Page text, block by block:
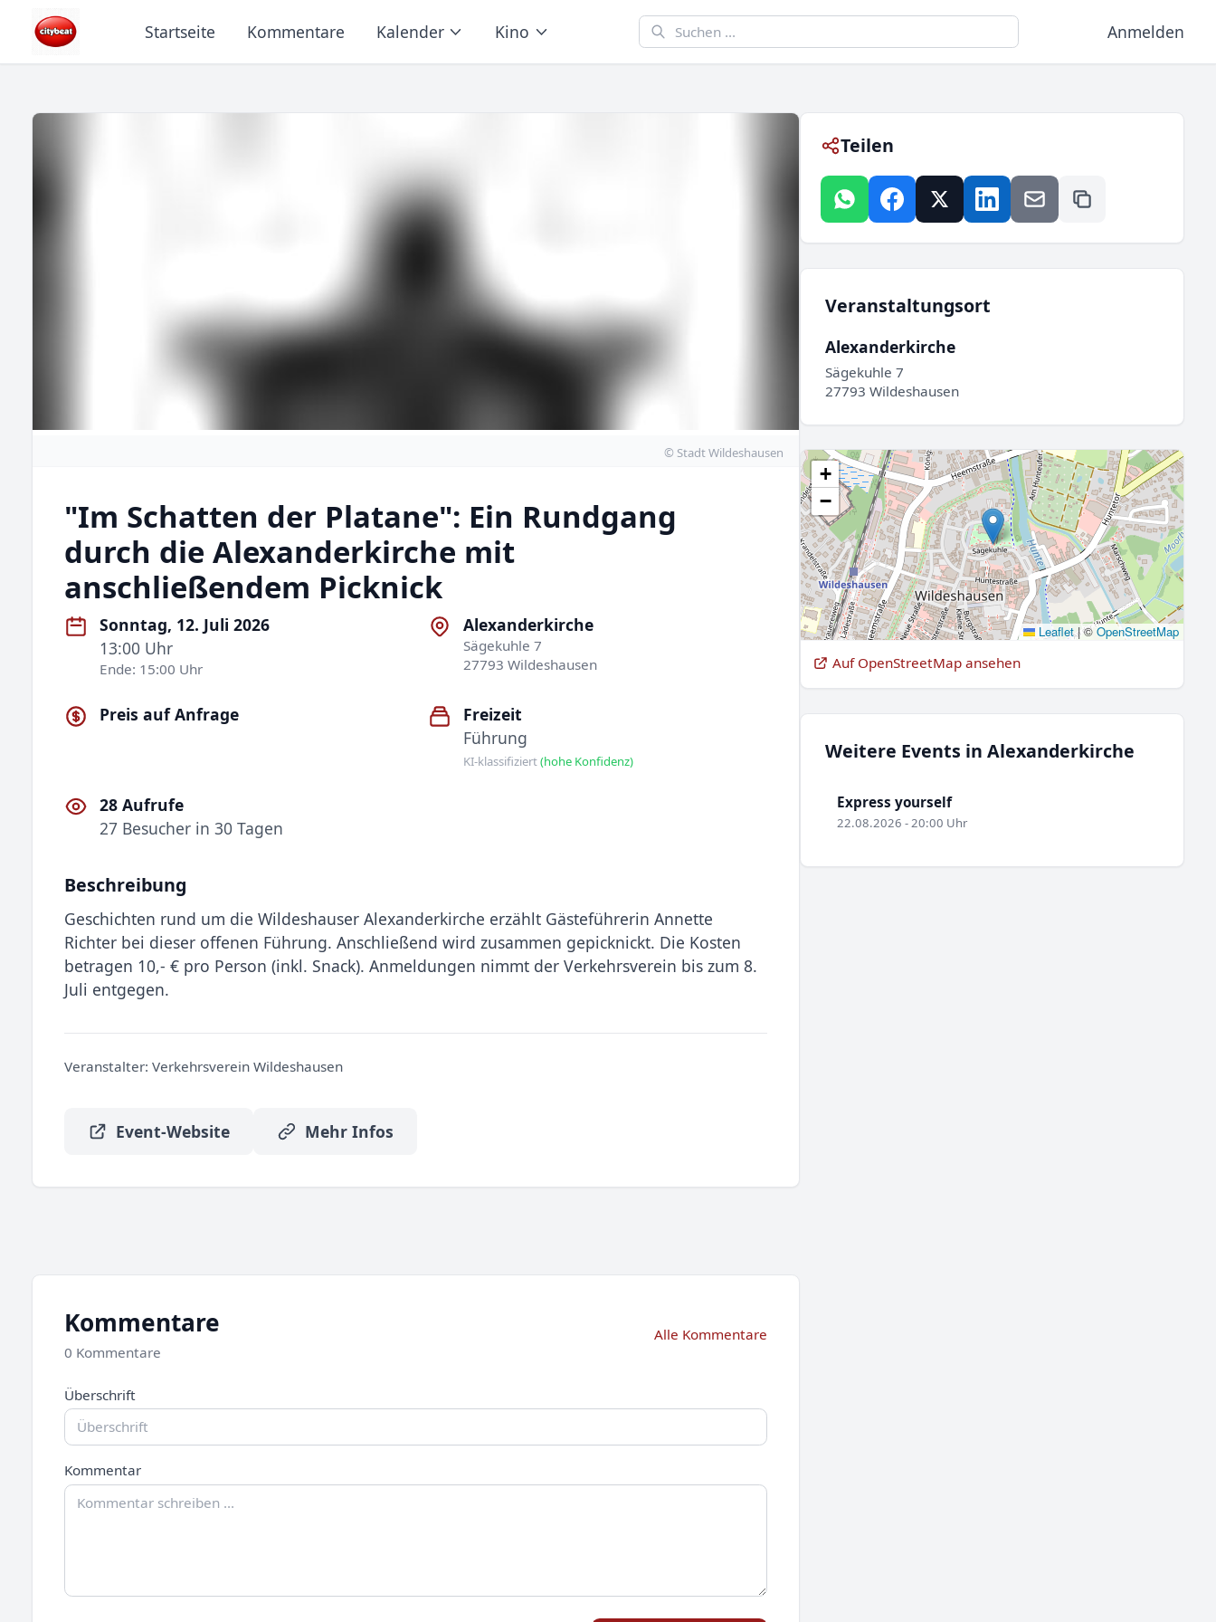
Startseite Kommentare Kalender Kino Anmelden
© Stadt Wildeshausen
"Im Schatten der Platane": Ein Rundgang
durch die Alexanderkirche mit
anschließendem Picknick
Sonntag, 12. Juli 2026
13:00 Uhr
Ende: 15:00 Uhr
Alexanderkirche
Sägekuhle 7
27793 Wildeshausen
Preis auf Anfrage
Freizeit
Führung
KI-klassifiziert(hohe Konfidenz)
28 Aufrufe
27 Besucher in 30 Tagen
Beschreibung
Geschichten rund um die Wildeshauser Alexanderkirche erzählt Gästeführerin Annette
Richter bei dieser offenen Führung. Anschließend wird zusammen gepicknickt. Die Kosten
betragen 10,- € pro Person (inkl. Snack). Anmeldungen nimmt der Verkehrsverein bis zum 8.
Juli entgegen.
Veranstalter: Verkehrsverein Wildeshausen
Event-Website Mehr Infos
Teilen
Veranstaltungsort
Alexanderkirche
Sägekuhle 7
27793 Wildeshausen
+
−
Leaflet |©OpenStreetMap
Auf OpenStreetMap ansehen
Weitere Events in Alexanderkirche
Express yourself
22.08.2026 - 20:00 Uhr
Kommentare
0 Kommentare
Alle Kommentare
Überschrift
Kommentar